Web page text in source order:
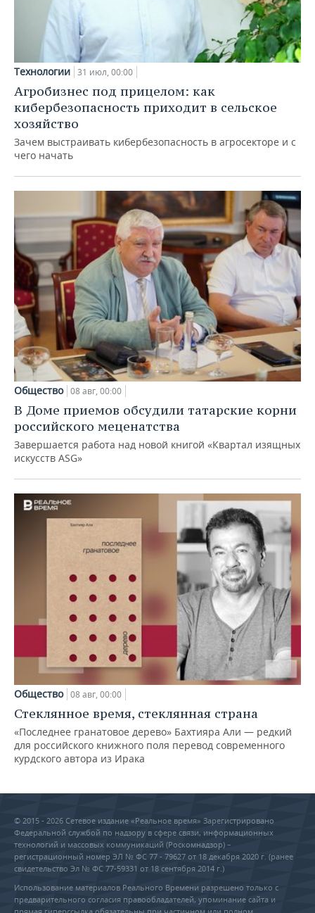
Технологии 31 июл, 00:00
Агробизнес под прицелом: как
кибербезопасность приходит в сельское
хозяйство
Зачем выстраивать кибербезопасность в агросекторе и с
чего начать
Общество 08 авг, 00:00
В Доме приемов обсудили татарские корни
российского меценатства
Завершается работа над новой книгой «Квартал изящных
искусств ASG»
Общество 08 авг, 00:00
Стеклянное время, стеклянная страна
«Последнее гранатовое дерево» Бахтияра Али — редкий
для российского книжного поля перевод современного
курдского автора из Ирака
© 2015 - 2026 Сетевое издание «Реальное время» Зарегистрировано
Федеральной службой по надзору в сфере связи, информационных
технологий и массовых коммуникаций (Роскомнадзор) –
регистрационный номер ЭЛ № ФС 77 - 79627 от 18 декабря 2020 г. (ранее
свидетельство Эл № ФС 77-59331 от 18 сентября 2014 г.)
Использование материалов Реального Времени разрешено только с
предварительного согласия правообладателей, упоминание сайта и